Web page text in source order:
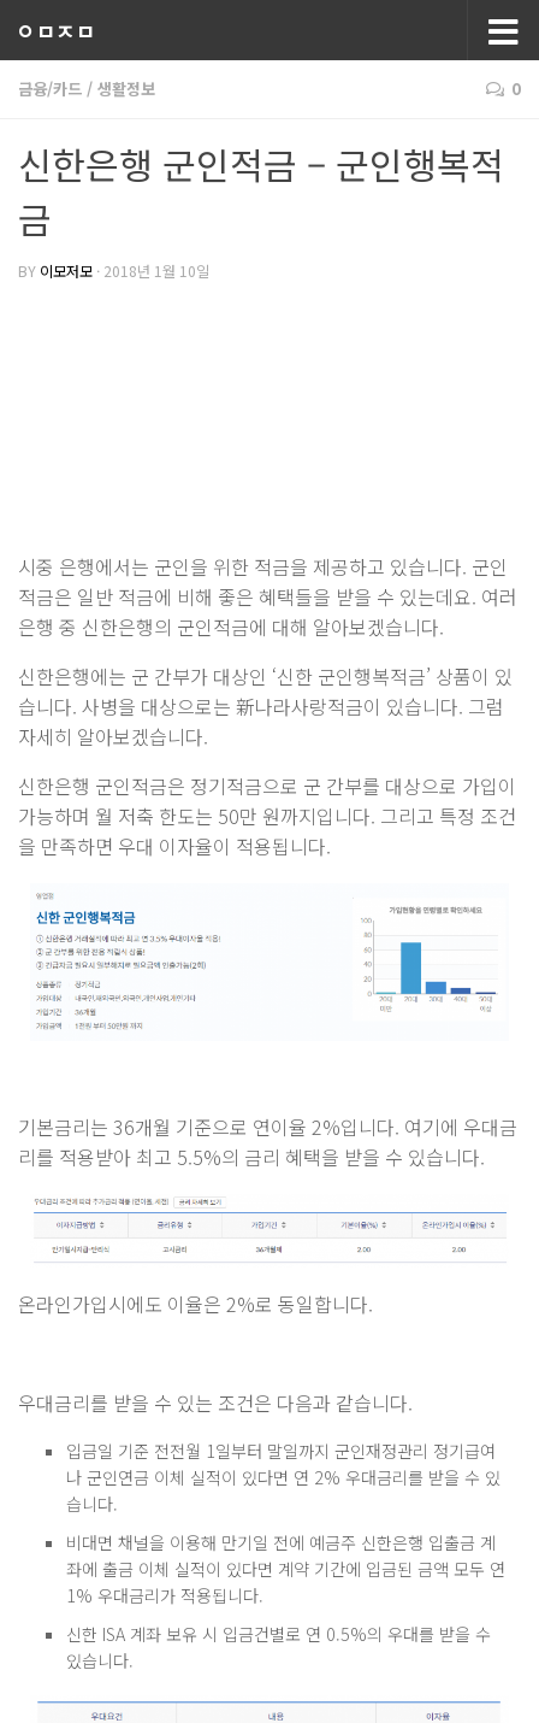
ㅇㅁㅈㅁ
금융/카드 / 생활정보 0
신한은행 군인적금 – 군인행복적
금
BY 이모저모 · 2018년 1월 10일
시중 은행에서는 군인을 위한 적금을 제공하고 있습니다. 군인
적금은 일반 적금에 비해 좋은 혜택들을 받을 수 있는데요. 여러
은행 중 신한은행의 군인적금에 대해 알아보겠습니다.
신한은행에는 군 간부가 대상인 ‘신한 군인행복적금’ 상품이 있
습니다. 사병을 대상으로는 新나라사랑적금이 있습니다. 그럼
자세히 알아보겠습니다.
신한은행 군인적금은 정기적금으로 군 간부를 대상으로 가입이
가능하며 월 저축 한도는 50만 원까지입니다. 그리고 특정 조건
을 만족하면 우대 이자율이 적용됩니다.
기본금리는 36개월 기준으로 연이율 2%입니다. 여기에 우대금
리를 적용받아 최고 5.5%의 금리 혜택을 받을 수 있습니다.
온라인가입시에도 이율은 2%로 동일합니다.
우대금리를 받을 수 있는 조건은 다음과 같습니다.
입금일 기준 전전월 1일부터 말일까지 군인재정관리 정기급여
나 군인연금 이체 실적이 있다면 연 2% 우대금리를 받을 수 있
습니다.
비대면 채널을 이용해 만기일 전에 예금주 신한은행 입출금 계
좌에 출금 이체 실적이 있다면 계약 기간에 입금된 금액 모두 연
1% 우대금리가 적용됩니다.
신한 ISA 계좌 보유 시 입금건별로 연 0.5%의 우대를 받을 수
있습니다.